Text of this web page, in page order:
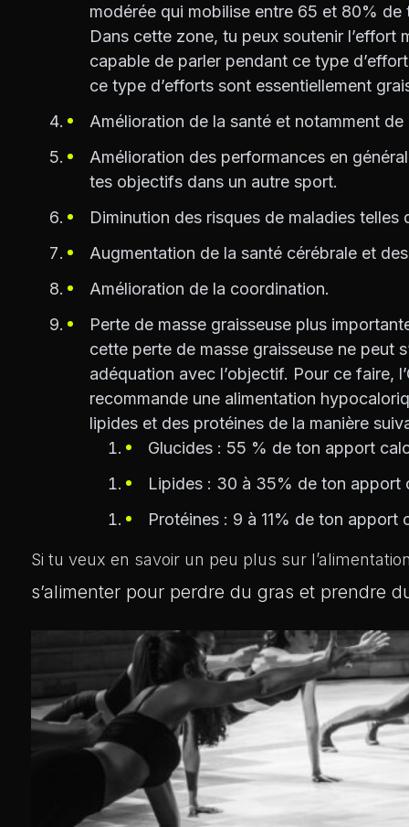
modérée qui mobilise entre 65 et 80%
Dans cette zone, tu peux soutenir
capable de parler pendant ce type
ce type d’efforts sont essentiellement
Amélioration de la santé et notamment
Amélioration des performances en
tes objectifs dans un autre sport.
Diminution des risques de maladies
Augmentation de la santé cérébrale et
Amélioration de la coordination.
Perte de masse graisseuse plus
cette perte de masse graisseuse ne peut
adéquation avec l’objectif. Pour ce faire,
recommande une alimentation
lipides et des protéines de la manière
Glucides : 55 % de ton apport
Lipides : 30 à 35% de ton apport
Protéines : 9 à 11% de ton apport
Si tu veux en savoir un peu plus sur
s’alimenter pour perdre du gras et prendre